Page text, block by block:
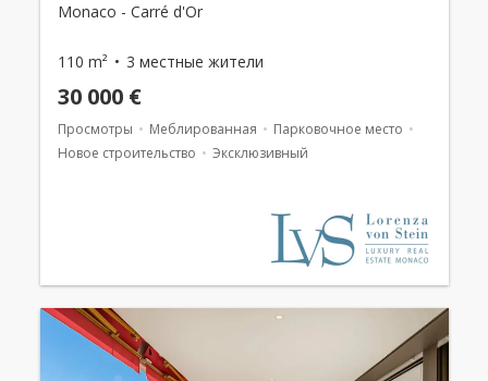
Monaco - Carré d'Or
110 m² 3 местные жители
30 000 €
Просмотры Меблированная
Парковочное место
Новое строительство
Эксклюзивный